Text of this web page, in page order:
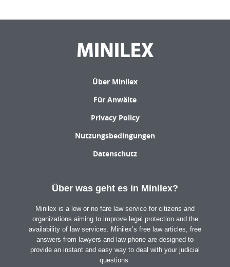
Über Minilex
Für Anwälte
Privacy Policy
Nutzungsbedingungen
Datenschutz
Über was geht es in Minilex?
Minilex is a low or no fare law service for citizens and
organizations aiming to improve legal protection and the
availability of law services. Minilex’s free law articles, free
answers from lawyers and law phone are designed to
provide an instant and easy way to deal with your judicial
questions.